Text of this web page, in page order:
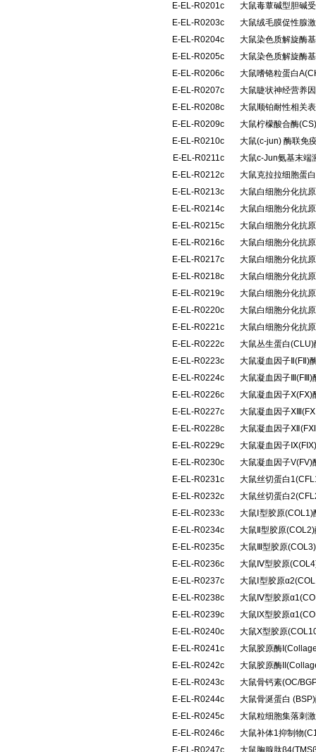
E-EL-R0201c
大鼠毒蕈碱型胆碱
E-EL-R0203c
大鼠绒毛膜促性腺
E-EL-R0204c
大鼠染色质解旋酶
E-EL-R0205c
大鼠染色质解旋酶
E-EL-R0206c
大鼠嗜铬粒蛋白
E-EL-R0207c
大鼠睫状神经营养
E-EL-R0208c
大鼠顺铂耐性相关
E-EL-R0209c
大鼠柠檬酸合酶
E-EL-R0210c
大鼠(c-jun) 酶联免
E-EL-R0211c
大鼠c-Jun氨基末端
E-EL-R0212c
大鼠克拉拉细胞蛋
E-EL-R0213c
大鼠白细胞分化抗
E-EL-R0214c
大鼠白细胞分化抗
E-EL-R0215c
大鼠白细胞分化抗
E-EL-R0216c
大鼠白细胞分化抗
E-EL-R0217c
大鼠白细胞分化抗
E-EL-R0218c
大鼠白细胞分化抗
E-EL-R0219c
大鼠白细胞分化抗
E-EL-R0220c
大鼠白细胞分化抗
E-EL-R0221c
大鼠白细胞分化抗
E-EL-R0222c
大鼠丛生蛋白
E-EL-R0223c
大鼠凝血因子Ⅱ(FⅡ)
E-EL-R0224c
大鼠凝血因子Ⅲ(FⅢ)
E-EL-R0226c
大鼠凝血因子Ⅹ(FⅩ)
E-EL-R0227c
大鼠凝血因子
E-EL-R0228c
大鼠凝血因子
E-EL-R0229c
大鼠凝血因子
E-EL-R0230c
大鼠凝血因子V(FV)
E-EL-R0231c
大鼠丝切蛋白
E-EL-R0232c
大鼠丝切蛋白
E-EL-R0233c
大鼠Ⅰ型胶原
E-EL-R0234c
大鼠Ⅱ型胶原
E-EL-R0235c
大鼠Ⅲ型胶原
E-EL-R0236c
大鼠Ⅳ型胶原
E-EL-R0237c
大鼠Ⅰ型胶原
E-EL-R0238c
大鼠Ⅳ型胶原
E-EL-R0239c
大鼠IX型胶原
E-EL-R0240c
大鼠X型胶原
E-EL-R0241c
大鼠胶原酶
E-EL-R0242c
大鼠胶原酶
E-EL-R0243c
大鼠骨钙素(OC/
E-EL-R0244c
大鼠骨涎蛋白
E-EL-R0245c
大鼠粒细胞集落刺
E-EL-R0246c
大鼠补体1抑制物
E-EL-R0247c
大鼠胸腺肽